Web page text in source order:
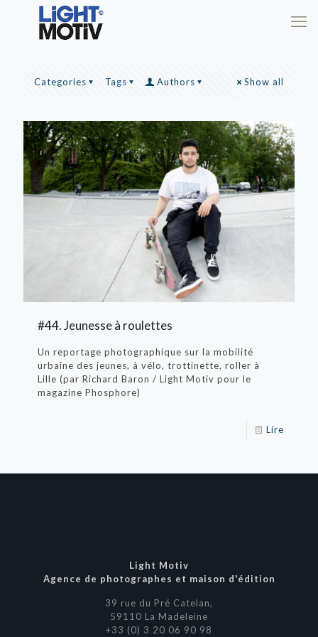
Categories Tags Authors Show all
#44. Jeunesse à roulettes
Un reportage photographique sur la mobilité
urbaine des jeunes, à vélo, trottinette, roller à
Lille (par Richard Baron / Light Motiv pour le
magazine Phosphore)
Lire
Light Motiv
Agence de photographes et maison d'édition
39 rue du Pré Catelan,
59110 La Madeleine
+33 (0) 3 20 06 90 98